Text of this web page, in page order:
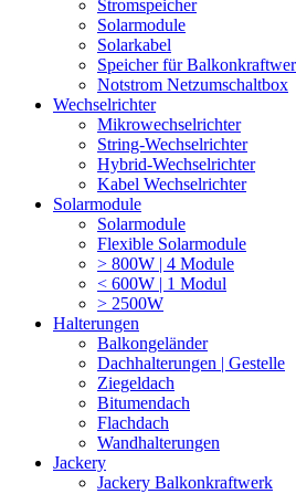
Stromspeicher
Solarmodule
Solarkabel
Speicher für
Notstrom Netzumschaltbox
Wechselrichter
Mikrowechselrichter
String-Wechselrichter
Hybrid-Wechselrichter
Kabel Wechselrichter
Solarmodule
Solarmodule
Flexible Solarmodule
> 800W | 4 Module
< 600W | 1 Modul
> 2500W
Halterungen
Balkongeländer
Dachhalterungen | Gestelle
Ziegeldach
Bitumendach
Flachdach
Wandhalterungen
Jackery
Jackery Balkonkraftwerk